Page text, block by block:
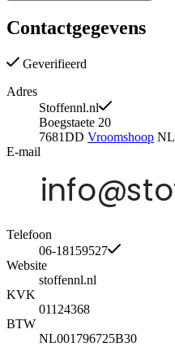
Contactgegevens
Geverifieerd
Adres
Stoffennl.nl
Boegstaete 20
7681DD Vroomshoop NL
E-mail
Telefoon
06-18159527
Website
stoffennl.nl
KVK
01124368
BTW
NL001796725B30